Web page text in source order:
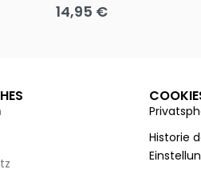
14,95 €
Historie